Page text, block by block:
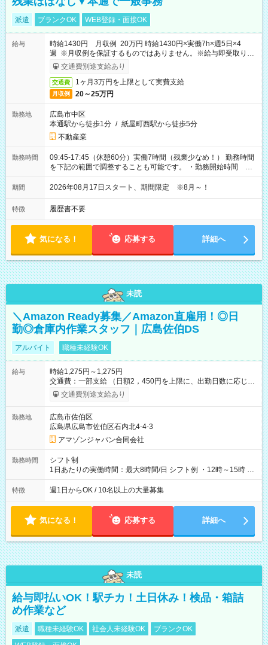
派遣 ブランクOK WEB登録・面接OK
給与
時給1430円 月収例 20万円 時給1430円×実働7h×週5日×4
週 ※月収例を保証するものではありません。※給与即受取りサ
ービス利用可（利用条件有）
交通費別途支給あり
交通費 1ヶ月3万円を上限として実費支給
月収例 20～25万円
勤務地
広島市中区
本通駅から徒歩1分 / 紙屋町西駅から徒歩5分
不動産業
勤務時間
09:45-17:45（休憩60分）実働7時間（残業少なめ！） 勤務時間
を下記の範囲で調整することも可能です。 ・勤務開始時間
09:45～12:30 ・勤務終了時間 15:45～18:30 ・実働 05:00～
07:45
期間 2026年08月17日スタート、期間限定 ※8月～！
特徴 履歴書不要
気になる！ 応募する 詳細へ
未読
＼Amazon Ready募集／Amazon直雇用！◎日
勤◎倉庫内作業スタッフ｜広島佐伯DS
アルバイト 職種未経験OK
給与
時給1,275円～1,275円
交通費：一部支給 （日額2，450円を上限に、出勤日数に応じて
実費支給） ※22:00～翌5:00までは時給25%UP！ ■給与前払い
制度あり ※前払い額の上限あり、手数料無料（Amazon負担）
交通費別途支給あり
勤務地
広島市佐伯区
広島県広島市佐伯区石内北4-4-3
アマゾンジャパン合同会社
勤務時間
シフト制
1日あたりの実働時間：最大8時間/日 シフト例 ・12時～15時 入
社後、就業可能シフトをご確認の上、申請してください。
特徴 週1日からOK / 10名以上の大量募集
気になる！ 応募する 詳細へ
未読
給与即払いOK！駅チカ！土日休み！検品・箱詰
め作業など
派遣 職種未経験OK 社会人未経験OK
ブランクOK